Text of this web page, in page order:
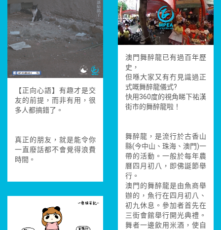
【正向心語】有趣才是交
友的前提，而非有用，很
多人都搞錯了。
真正的朋友，就是能令你
一直廢話都不會覺得浪費
時間。
澳門舞醉龍已有過百年歷
史，
但喺大家又有冇見識過正
式嘅舞醉龍儀式?
快用360度的視角睇下祐漢
街市的舞醉龍啦！
舞醉龍，是流行於古香山
縣(今中山、珠海、澳門)一
帶的活動。一般於每年農
曆四月初八，即佛誕節舉
行。
澳門的舞醉龍是由魚商舉
辦的，魚行在四月初八、
初九休息。參加者首先在
三街會館舉行開光典禮。
舞者一邊飲用米酒，使自